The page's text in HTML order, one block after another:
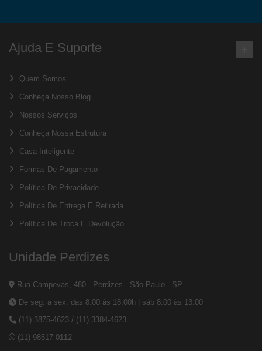
Ajuda E Suporte
Quem Somos
Conheça Nosso Blog
Nossos Serviços
Conheça Nossa Estrutura
Casa Inteligente
Formas De Pagamento
Política De Privacidade
Política De Entrega E Retirada
Política De Troca E Devolução
Unidade Perdizes
Rua Campevas, 480 - Perdizes - São Paulo - SP
De seg. a sex. das 8:00 às 18:00h | sáb 8:00 às 13:00
(11) 3875-4623 / (11) 3384-4623
(11) 98517-0112